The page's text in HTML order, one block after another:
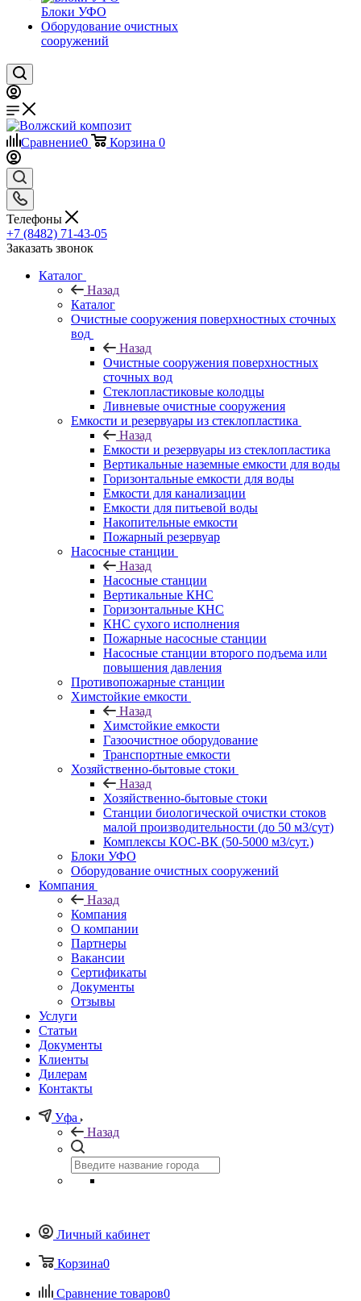
Блоки УФО
Оборудование очистных
сооружений
Сравнение0 Корзина 0
Телефоны
+7 (8482) 71-43-05
Заказать звонок
Каталог
Назад
Каталог
Очистные сооружения поверхностных сточных
вод
Назад
Очистные сооружения поверхностных
сточных вод
Стеклопластиковые колодцы
Ливневые очистные сооружения
Емкости и резервуары из стеклопластика
Назад
Емкости и резервуары из стеклопластика
Вертикальные наземные емкости для воды
Горизонтальные емкости для воды
Емкости для канализации
Емкости для питьевой воды
Накопительные емкости
Пожарный резервуар
Насосные станции
Назад
Насосные станции
Вертикальные КНС
Горизонтальные КНС
КНС сухого исполнения
Пожарные насосные станции
Насосные cтанции второго подъема или
повышения давления
Противопожарные станции
Химстойкие емкости
Назад
Химстойкие емкости
Газоочистное оборудование
Транспортные емкости
Хозяйственно-бытовые стоки
Назад
Хозяйственно-бытовые стоки
Станции биологической очистки стоков
малой производительности (до 50 м3/сут)
Комплексы КОС-ВК (50-5000 м3/сут.)
Блоки УФО
Оборудование очистных сооружений
Компания
Назад
Компания
О компании
Партнеры
Вакансии
Сертификаты
Документы
Отзывы
Услуги
Статьи
Документы
Клиенты
Дилерам
Контакты
Уфа
Назад
Личный кабинет
Корзина0
Сравнение товаров0